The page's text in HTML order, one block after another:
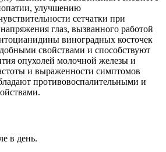
улучшению
сетчатки при
глаз, вызванного работой
виноградных косточек
свойствами и способствуют
опухолей молочной железы и
и выраженности симптомов
противовоспалительными и
в день.